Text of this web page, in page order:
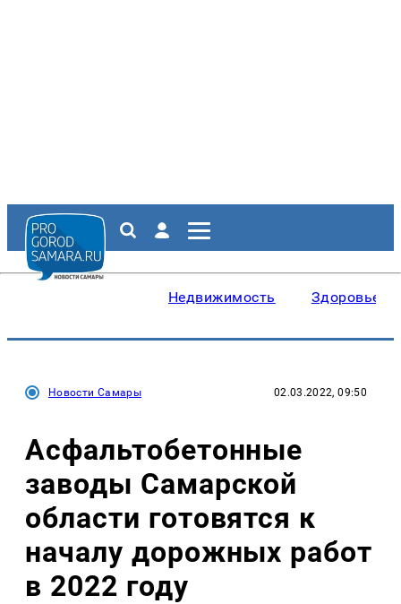
Недвижимость Здоровье
Новости Самары 02.03.2022, 09:50
Асфальтобетонные
заводы Самарской
области готовятся к
началу дорожных работ
в 2022 году